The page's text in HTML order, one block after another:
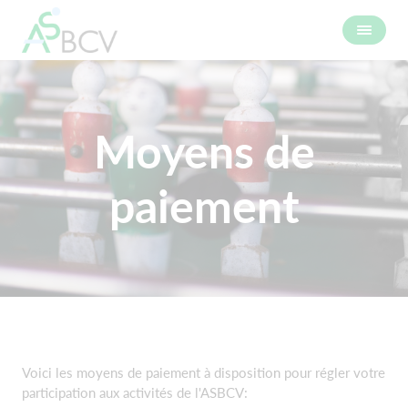
Moyens de
paiement
Voici les moyens de paiement à disposition pour régler votre
participation aux activités de l'ASBCV: